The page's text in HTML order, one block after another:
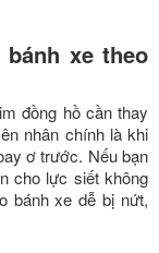
xe theo
đồng hồ cần thay
nhân chính là khi
ơ trước. Nếu bạn
cho lực siết không
bánh xe dễ bị nứt,